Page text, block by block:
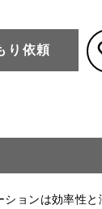
り依頼
ョンは効率性